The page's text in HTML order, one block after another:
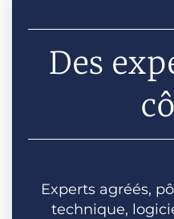
Des
Experts agréés,
technique,